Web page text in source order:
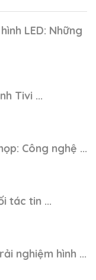
LED: Những
Tivi ...
Công nghệ ...
tác tin ...
nghiệm hình ...